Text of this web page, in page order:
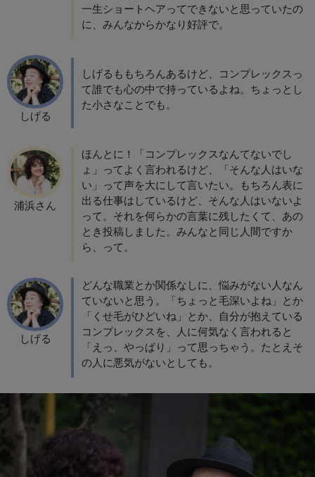
一生ショートヘアってできないと思っていたの
に、みんなからかなり好評で。
しげる
しげるももちろんあるけど、コンプレックスっ
て誰でも心の中で持っているよね。ちょっとし
た小さなことでも。
浦浜さん
ほんとに！「コンプレックスなんてないでし
ょ」ってよく言われるけど、「そんな人はいな
い」って声を大にして言いたい。もちろん表に
出る仕事はしているけど、そんな人はいないよ
って。それを何らかの言葉に残したくて、あの
とき投稿しました。みんなと同じ人間ですか
ら、って。
しげる
どんな職業とか関係なしに、悩みがない人なん
ていないと思う。「ちょっと毛深いよね」とか
「くせ毛がひどいね」とか、自分が抱えている
コンプレックスを、人に何気なく言われると
「えっ、やっぱり」って思っちゃう。たとえそ
の人に悪気がないとしても。